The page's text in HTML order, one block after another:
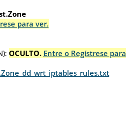
para ver.
OCULTO. Entre o Regístrese para